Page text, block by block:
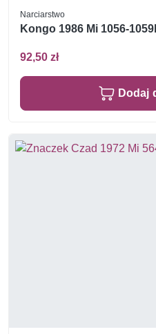
Narciarstwo
Kongo 1986 Mi 1056-
92,50 zł
Dodaj